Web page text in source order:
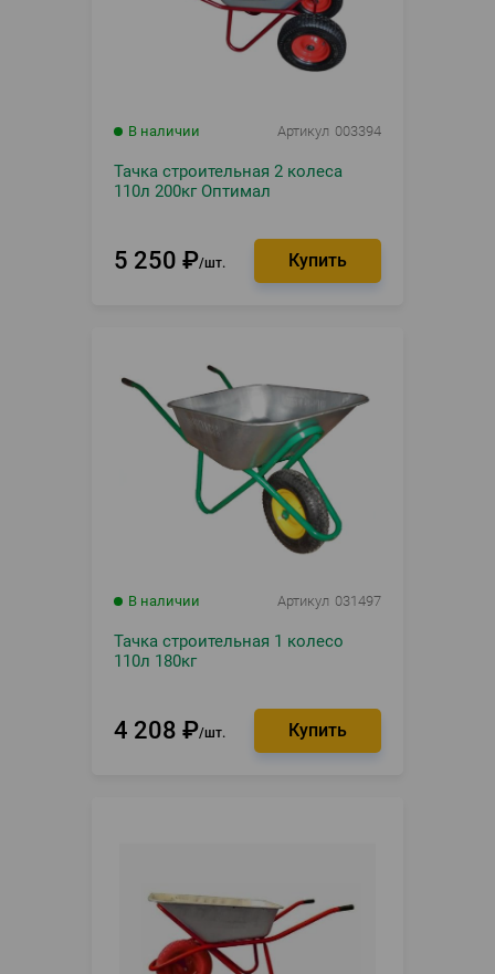
В наличии Артикул 003394
Тачка строительная 2 колеса
110л 200кг Оптимал
5 250 ₽ шт.
В наличии Артикул 031497
Тачка строительная 1 колесо
110л 180кг
4 208 ₽ шт.